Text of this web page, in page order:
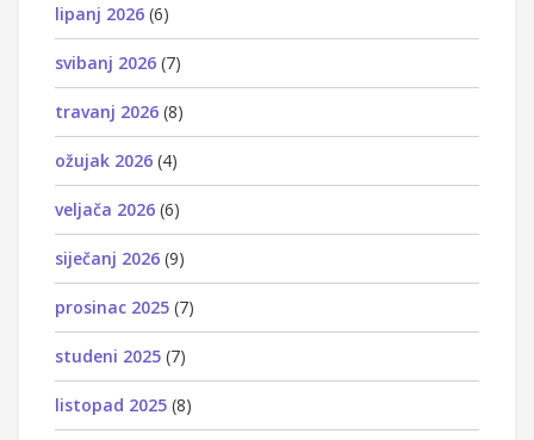
lipanj 2026 (6)
svibanj 2026 (7)
travanj 2026 (8)
ožujak 2026 (4)
veljača 2026 (6)
siječanj 2026 (9)
prosinac 2025 (7)
studeni 2025 (7)
listopad 2025 (8)